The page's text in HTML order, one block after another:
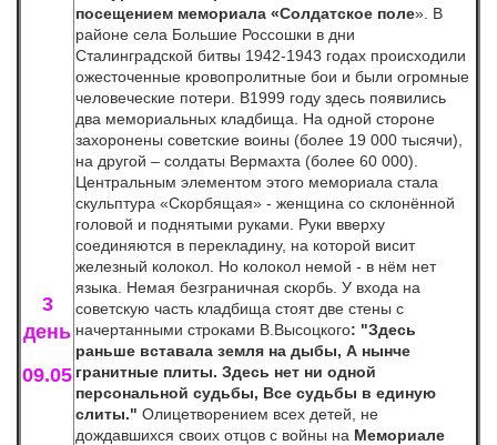
3
день
09.05
посещением мемориала «Солдатское поле». В
районе села Большие Россошки в дни
Сталинградской битвы 1942-1943 годах происходили
ожесточенные кровопролитные бои и были огромные
человеческие потери. В1999 году здесь появились
два мемориальных кладбища. На одной стороне
захоронены советские воины (более 19 000 тысячи),
на другой – солдаты Вермахта (более 60 000).
Центральным элементом этого мемориала стала
скульптура «Скорбящая» - женщина со склонённой
головой и поднятыми руками. Руки вверху
соединяются в перекладину, на которой висит
железный колокол. Но колокол немой - в нём нет
языка. Немая безграничная скорбь. У входа на
советскую часть кладбища стоят две стены с
начертанными строками В.Высоцкого: "Здесь
раньше вставала земля на дыбы, А нынче
гранитные плиты. Здесь нет ни одной
персональной судьбы, Все судьбы в единую
слиты." Олицетворением всех детей, не
дождавшихся своих отцов с войны на Мемориале